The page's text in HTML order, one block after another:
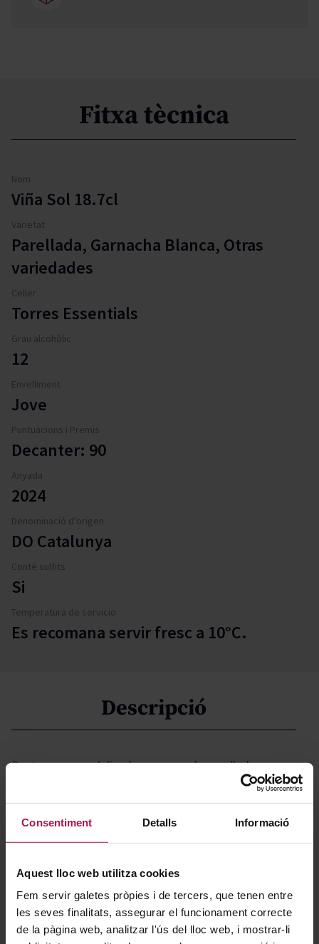
Consentiment Detalls Informació
Aquest lloc web utilitza cookies
Fem servir galetes pròpies i de tercers, que tenen entre
les seves finalitats, assegurar el funcionament correcte
de la pàgina web, analitzar l'ús del lloc web, i mostrar-li
Fitxa tècnica
Nom
Viña Sol 18.7cl
Varietat
Parellada, Garnacha Blanca, Otras
variedades
Celler
Torres Essentials
Grau alcohòlic
12
Envelliment
Jove
Puntuacions i Premis
Decanter: 90
Anyada
2024
Denominació d'origen
DO Catalunya
Conté sulfits
Si
Temperatura de servicio
Es recomana servir fresc a 10°C.
Descripció
Destaca por su delicado coupage de parellada y
garnacha, ofreciendo un perfil sutil y afrutado.
Elaborado bajo criterios veganos, este blanco accesible
y atractivo refleja la esencia más luminosa del
Mediterráneo, invitando a disfrutar de su frescura y
autenticidad en cada copa.
Gastronomía